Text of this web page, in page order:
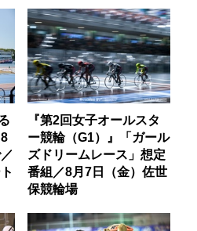
『第2回女子オールスタ
ー競輪（G1）』「ガール
ズドリームレース」想定
番組／8月7日（金）佐世
保競輪場